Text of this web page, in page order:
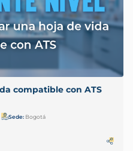
compatible con ATS
Sede:Bogotá